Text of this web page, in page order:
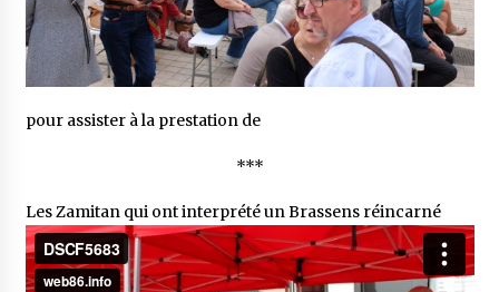
pour assister à la prestation de
***
Les Zamitan qui ont interprété un Brassens réincarné